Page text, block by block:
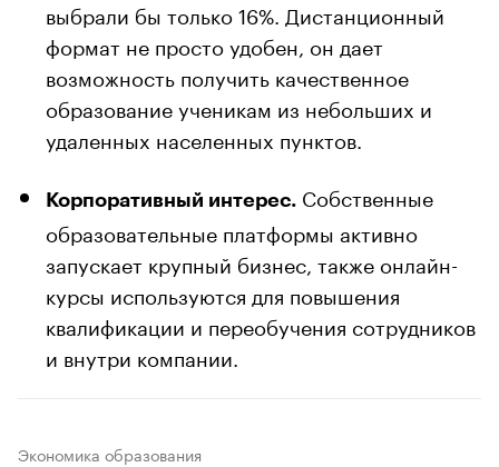
выбрали бы только 16%. Дистанционный
формат не просто удобен, он дает
возможность получить качественное
образование ученикам из небольших и
удаленных населенных пунктов.
Корпоративный интерес. Собственные
образовательные платформы активно
запускает крупный бизнес, также онлайн-
курсы используются для повышения
квалификации и переобучения сотрудников
и внутри компании.
Экономика образования